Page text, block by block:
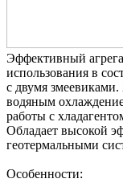
Эффективный
использования в
с двумя
водяным
работы с
Обладает высокой
геотермальными
Особенности: